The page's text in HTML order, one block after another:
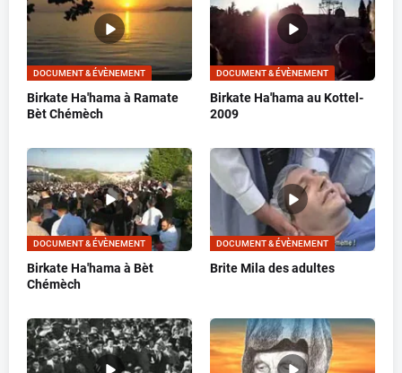
DOCUMENT & ÉVÈNEMENT
Birkate Ha'hama à Ramate
Bèt Chémèch
DOCUMENT & ÉVÈNEMENT
Birkate Ha'hama au Kottel-
2009
DOCUMENT & ÉVÈNEMENT
Birkate Ha'hama à Bèt
Chémèch
DOCUMENT & ÉVÈNEMENT
Brite Mila des adultes